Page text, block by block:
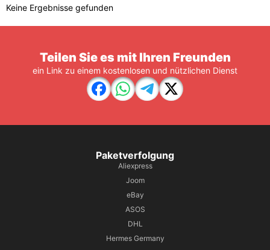
Keine Ergebnisse gefunden
Teilen Sie es mit Ihren Freunden
ein Link zu einem kostenlosen und nützlichen Dienst
Paketverfolgung
Aliexpress
Joom
eBay
ASOS
DHL
Hermes Germany